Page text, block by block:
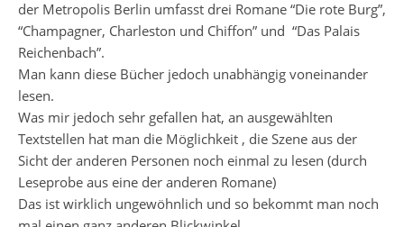
der Metropolis Berlin umfasst drei Romane “Die rote Burg”,
“Champagner, Charleston und Chiffon” und “Das Palais
Reichenbach”.
Man kann diese Bücher jedoch unabhängig voneinander
lesen.
Was mir jedoch sehr gefallen hat, an ausgewählten
Textstellen hat man die Möglichkeit , die Szene aus der
Sicht der anderen Personen noch einmal zu lesen (durch
Leseprobe aus eine der anderen Romane)
Das ist wirklich ungewöhnlich und so bekommt man noch